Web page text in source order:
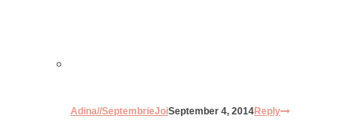
Adina//SeptembrieJoiSeptember 4, 2014Reply